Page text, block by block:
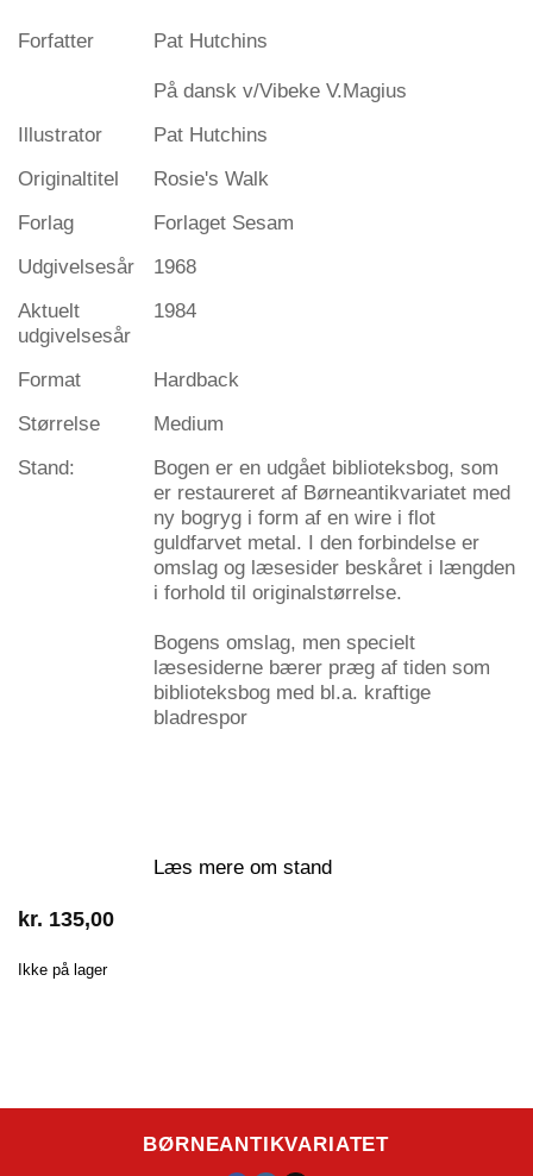
Forfatter Pat Hutchins
På dansk v/Vibeke V.Magius
Illustrator
Pat Hutchins
Originaltitel
Rosie's Walk
Forlag
Forlaget Sesam
Udgivelsesår
1968
Aktuelt
udgivelsesår
1984
Format
Hardback
Størrelse
Medium
Stand:
Bogen er en udgået biblioteksbog, som
er restaureret af Børneantikvariatet med
ny bogryg i form af en wire i flot
guldfarvet metal. I den forbindelse er
omslag og læsesider beskåret i længden
i forhold til originalstørrelse.
Bogens omslag, men specielt
læsesiderne bærer præg af tiden som
biblioteksbog med bl.a. kraftige
bladrespor
Læs mere om stand
kr. 135,00
Ikke på lager
BØRNEANTIKVARIATET